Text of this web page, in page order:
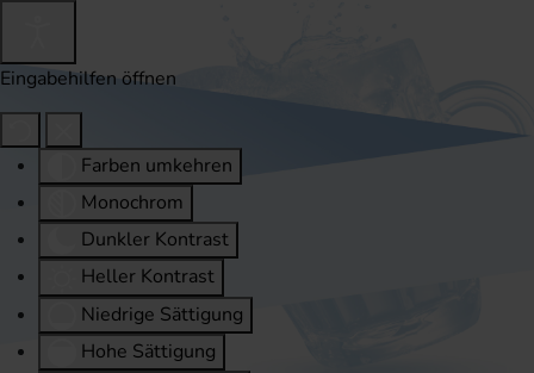
Eingabehilfen öffnen
Farben umkehren
Monochrom
Dunkler Kontrast
Heller Kontrast
Niedrige Sättigung
Hohe Sättigung